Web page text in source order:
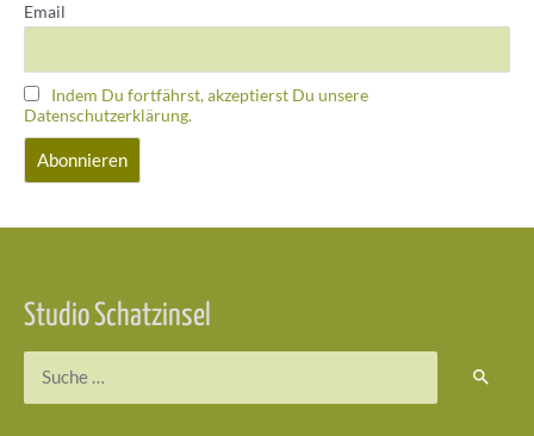
Email
Indem Du fortfährst, akzeptierst Du unsere
Datenschutzerklärung.
Studio Schatzinsel